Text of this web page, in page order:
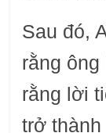
Sau đó,
rằng
rằng lời
trở